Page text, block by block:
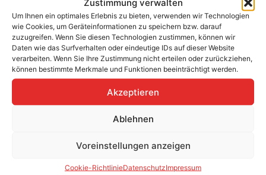
Zustimmung verwalten
Um Ihnen ein optimales Erlebnis zu bieten, verwenden wir Technologien
wie Cookies, um Geräteinformationen zu speichern bzw. darauf
zuzugreifen. Wenn Sie diesen Technologien zustimmen, können wir
Daten wie das Surfverhalten oder eindeutige IDs auf dieser Website
verarbeiten. Wenn Sie Ihre Zustimmung nicht erteilen oder zurückziehen,
können bestimmte Merkmale und Funktionen beeinträchtigt werden.
Akzeptieren
Ablehnen
Voreinstellungen anzeigen
Cookie-RichtlinieDatenschutzImpressum
Die einphasigen APsystems Mikro-Wechselrichter
für Balkonkraftwerke arbeiten mit 230 V. Durch die
Schutzklasse IP67 sind sie problemlos für den
Außeneinsatz geeignet. Die Installation ist
besonders einfach: Die Geräte werden direkt auf
der Rückseite der PV-Module befestigt und DC-
seitig über die MPP-Tracker verbunden. Der
Schukostecker ins Hausnetz eingespeist. Mithilfe
einer zusätzlichen Kommunikationseinheit lässt
sich der Ertrag per App überwachen. Der erzeugte
Strom wird vorrangig im Haushalt genutzt,